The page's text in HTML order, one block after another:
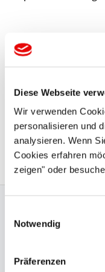
Diese Webseite
Wir verwenden
personalisieren und
analysieren. Wenn
Cookies erfahren
zeigen" oder
Notwendig
Präferenzen
DURA-SAFE®
Sandstrahl
Zertifizierte
UL, CSA, BSA, DIN